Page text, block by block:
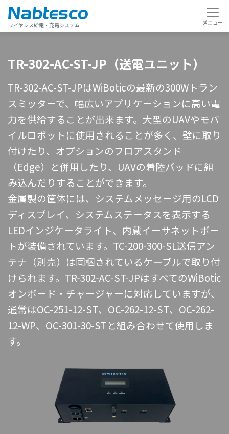
ワイヤレス給電・充電システム
TR-302-AC-ST-JP（送電ユニット）
TR-302-AC-ST-JPはWiBoticの最新の300Wトラン
スミッターで、幅広いアプリケーションに高い電
力を供給することが出来ます。大型のUAVやモバ
イルロボットに使用されることが多く、壁に取り
付けたり、オプションのフロアスタンド
（Edge）と併用したり、UAVの着陸パッドに組
み込んだりすることができます。
金属製の筐体には、システムメッセージ用のLCD
ディスプレイ、システムステータスを表示する
LEDインジケータライト、内蔵イーサネットポー
トが装備されています。TC-200-300-SL送信アン
テナ（別売）は同梱されているケーブルで取り付
けられます。TR-302-AC-ST-JPはすべてのWiBotic
オンボード・チャージャーに対応していますが、
通常はOC-251-12-ST、OC-262-12-ST、OC-262-
12-WP、OC-301-30-STと組み合わせて使用しま
す。